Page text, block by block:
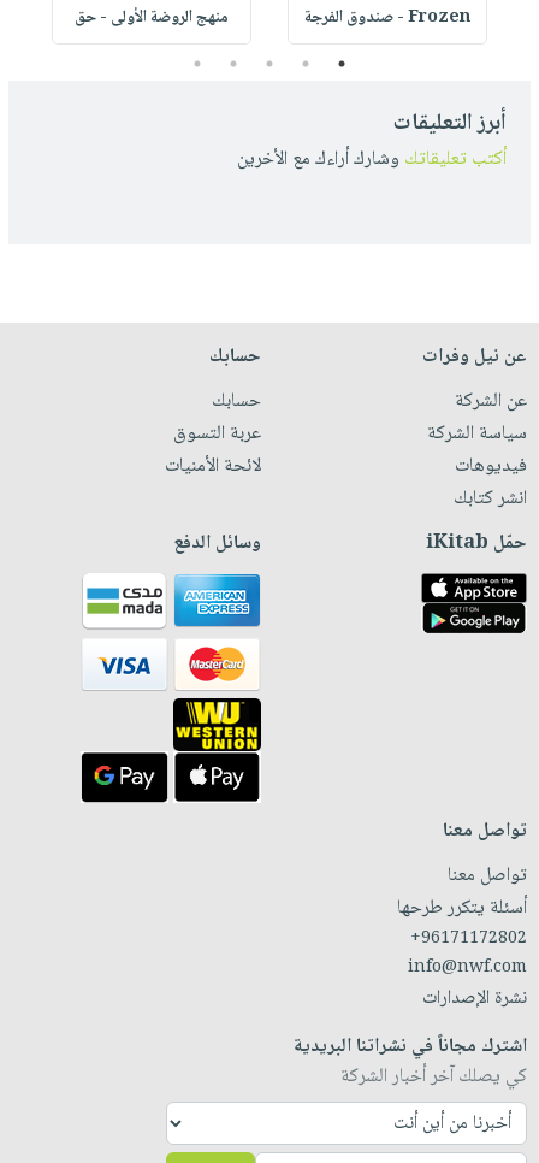
Frozen - صندوق الفرجة منهج الروضة الأولى - حق
1
2
3
4
5
أبرز التعليقات
أكتب تعليقاتك وشارك أراءك مع الأخرين
عن نيل وفرات
عن الشركة
سياسة الشركة
فيديوهات
انشر كتابك
حسابك
حسابك
عربة التسوق
لائحة الأمنيات
حمّل iKitab وسائل الدفع
تواصل معنا
تواصل معنا
أسئلة يتكرر طرحها
+96171172802
info@nwf.com
نشرة الإصدارات
اشترك مجاناً في نشراتنا البريدية
كي يصلك آخر أخبار الشركة